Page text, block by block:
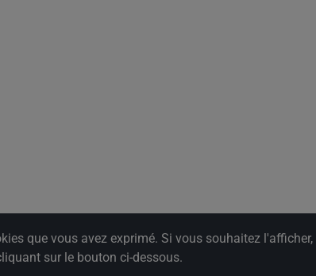
que vous avez exprimé. Si vous souhaitez l'afficher,
sur le bouton ci-dessous.